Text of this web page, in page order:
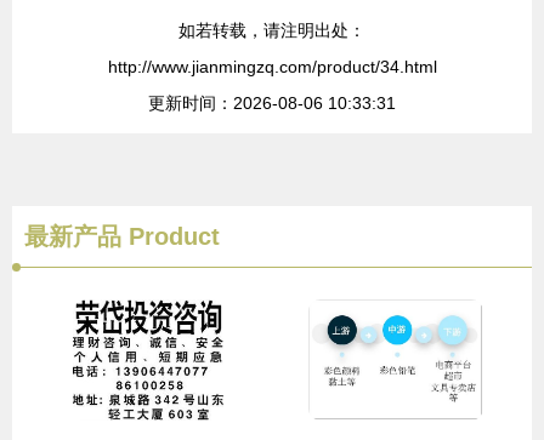
如若转载，请注明出处：
http://www.jianmingzq.com/product/34.html
更新时间：2026-08-06 10:33:31
最新产品 Product